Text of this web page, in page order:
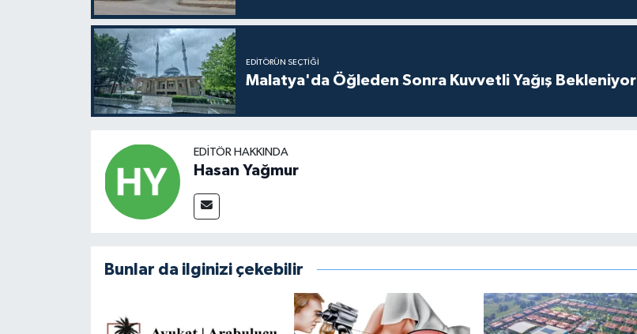
EDITÖRÜN SEÇTIĞI
Malatya'da Öğleden Sonra Kuvvetli Yağış Bekleniyor
EDITÖR HAKKINDA
Hasan Yağmur
Bunlar da ilginizi çekebilir